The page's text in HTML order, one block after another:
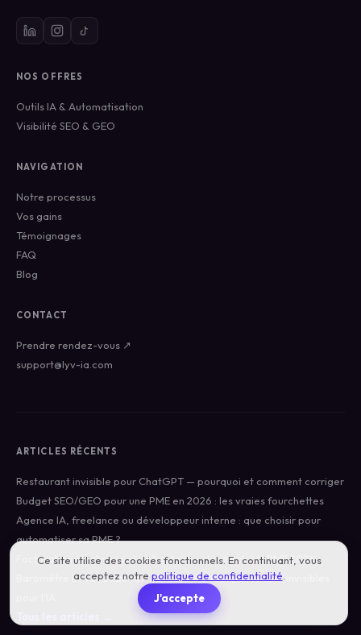
NOS OFFRES
Outils IA & Automatisation
Visibilité SEO & GEO
NAVIGATION
Notre processus
Vos gains
Témoignages
FAQ
Blog
CONTACT
Prendre rendez-vous ↗
support@lyv-ia.com
ARTICLES RÉCENTS
Restaurant invisible pour ChatGPT — pourquoi et comment corriger
Budget SEO/GEO pour une PME en 2026 : les vraies fourchettes
Agence IA, freelance ou développeur interne : que choisir pour
automatiser sa PME ?
Facturation électronique obligatoire — la check-list PME 2026
Baromètre LYVIA 2026 : 37,7 % des PME françaises sont invisibles
Ce site utilise des cookies fonctionnels. En continuant, vous
acceptez notre politique de confidentialité
J'accepte